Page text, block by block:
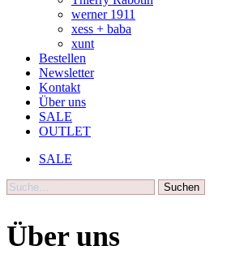
werner 1911
xess + baba
xunt
Bestellen
Newsletter
Kontakt
Über uns
SALE
OUTLET
SALE
Suche
Über uns